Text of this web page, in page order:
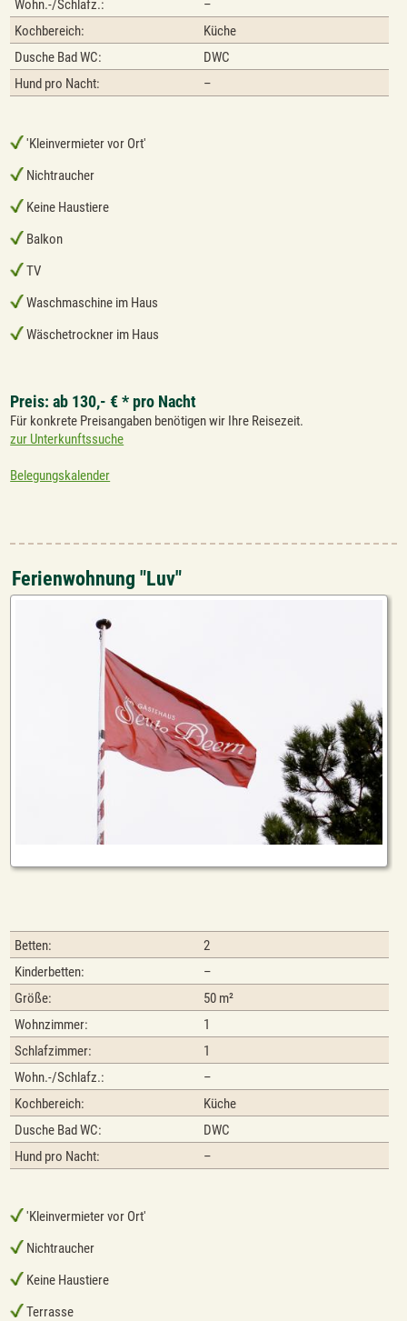
Wohn.-/Schlafz.:
–
Kochbereich:
Küche
Dusche Bad WC:
DWC
Hund pro Nacht:
–
'Kleinvermieter vor Ort'
Nichtraucher
Keine Haustiere
Balkon
TV
Waschmaschine im Haus
Wäschetrockner im Haus
Preis: ab 130,- € * pro Nacht
Für konkrete Preisangaben benötigen wir Ihre Reisezeit.
zur Unterkunftssuche
Belegungskalender
Ferienwohnung "Luv"
Betten:
2
Kinderbetten:
–
Größe:
50 m²
Wohnzimmer:
1
Schlafzimmer:
1
Wohn.-/Schlafz.:
–
Kochbereich:
Küche
Dusche Bad WC:
DWC
Hund pro Nacht:
–
'Kleinvermieter vor Ort'
Nichtraucher
Keine Haustiere
Terrasse